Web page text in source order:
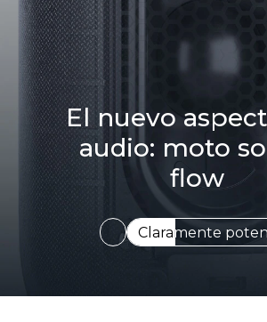
El nuevo
audio: moto
flow
Claramente